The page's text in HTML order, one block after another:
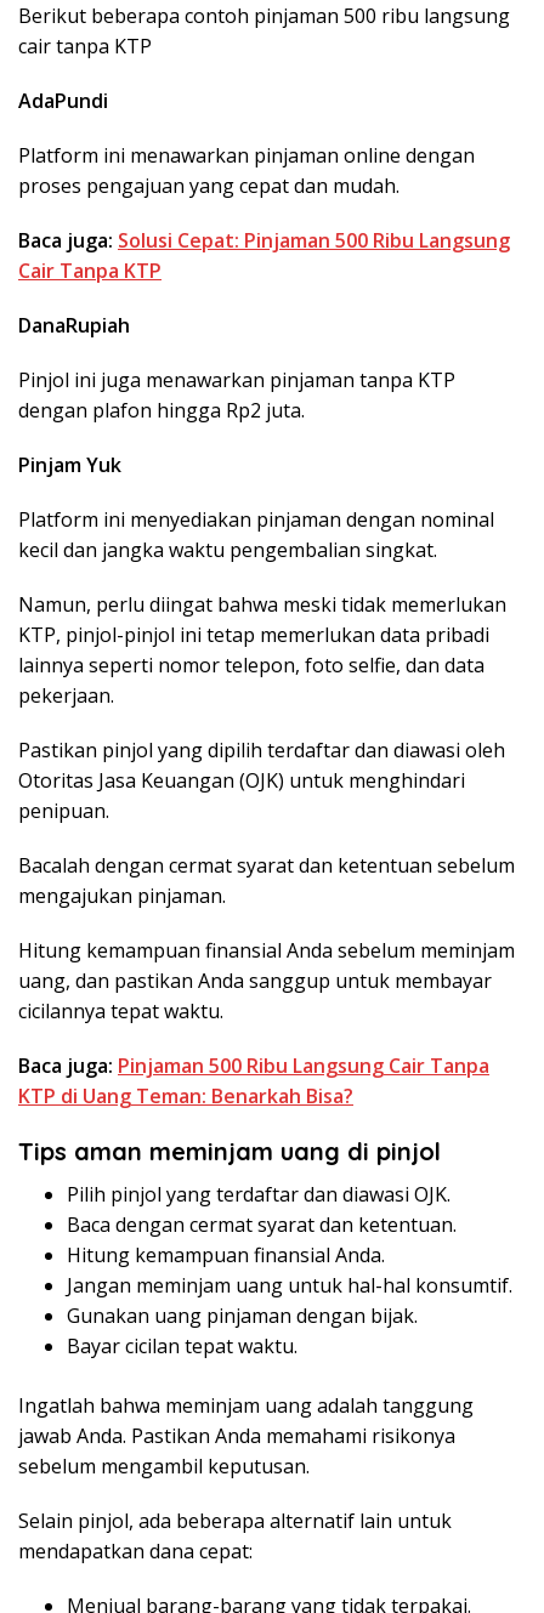
Berikut beberapa contoh pinjaman 500 ribu langsung
cair tanpa KTP
AdaPundi
Platform ini menawarkan pinjaman online dengan
proses pengajuan yang cepat dan mudah.
Baca juga: Solusi Cepat: Pinjaman 500 Ribu Langsung
Cair Tanpa KTP
DanaRupiah
Pinjol ini juga menawarkan pinjaman tanpa KTP
dengan plafon hingga Rp2 juta.
Pinjam Yuk
Platform ini menyediakan pinjaman dengan nominal
kecil dan jangka waktu pengembalian singkat.
Namun, perlu diingat bahwa meski tidak memerlukan
KTP, pinjol-pinjol ini tetap memerlukan data pribadi
lainnya seperti nomor telepon, foto selfie, dan data
pekerjaan.
Pastikan pinjol yang dipilih terdaftar dan diawasi oleh
Otoritas Jasa Keuangan (OJK) untuk menghindari
penipuan.
Bacalah dengan cermat syarat dan ketentuan sebelum
mengajukan pinjaman.
Hitung kemampuan finansial Anda sebelum meminjam
uang, dan pastikan Anda sanggup untuk membayar
cicilannya tepat waktu.
Baca juga: Pinjaman 500 Ribu Langsung Cair Tanpa
KTP di Uang Teman: Benarkah Bisa?
Tips aman meminjam uang di pinjol
Pilih pinjol yang terdaftar dan diawasi OJK.
Baca dengan cermat syarat dan ketentuan.
Hitung kemampuan finansial Anda.
Jangan meminjam uang untuk hal-hal konsumtif.
Gunakan uang pinjaman dengan bijak.
Bayar cicilan tepat waktu.
Ingatlah bahwa meminjam uang adalah tanggung
jawab Anda. Pastikan Anda memahami risikonya
sebelum mengambil keputusan.
Selain pinjol, ada beberapa alternatif lain untuk
mendapatkan dana cepat:
Menjual barang-barang yang tidak terpakai.